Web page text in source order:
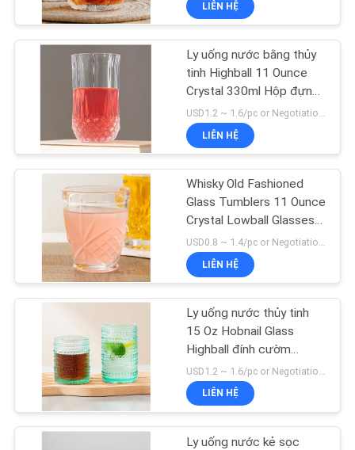
BLOG
TRANG
WEB
PRIVACY
POLICY
Kính trang trí nội
thất
21
Đồ dùng nhà bếp
bằng kính
Bình đựng nước thủy
tinh
18
LIÊN HỆ
Ly uống nước bằng thủy
tinh Highball 11 Ounce
Crystal 330ml Hộp đựng
ly thủy tinh ép cổ điển
LIÊN HỆ
Whisky Old Fashioned
Glass Tumblers 11 Ounce
Crystal Lowball Glasses
Miễn phí
LIÊN HỆ
Ly uống nước thủy tinh
15 Oz Hobnail Glass
Highball đính cườm
Green 430ml
LIÊN HỆ
Ly uống nước kẻ sọc